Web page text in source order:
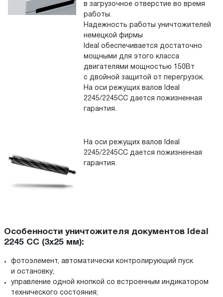
в загрузочное отверстие во время
работы.
Надежность работы уничтожителей
немецкой фирмы
Ideal обеспечивается достаточно
мощными для этого класса
двигателями мощностью 150Вт
с двойной защитой от перегрузок.
На оси режущих валов Ideal
2245/2245CC дается пожизненная
гарантия.
На оси режущих валов Ideal
2245/2245CC дается пожизненная
гарантия.
Особенности уничтожителя документов Ideal
2245 CC (3х25 мм):
фотоэлемент, автоматически контролирующий пуск
и остановку;
управление одной кнопкой со встроенным индикатором
технического состояния;